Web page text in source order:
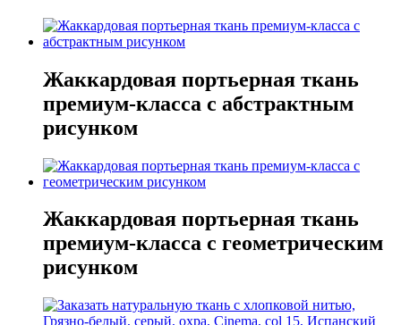
Жаккардовая портьерная ткань
премиум-класса с абстрактным
рисунком
Жаккардовая портьерная ткань
премиум-класса с геометрическим
рисунком